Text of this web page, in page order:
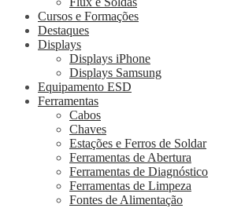
Cursos e Formações
Destaques
Displays
Displays iPhone
Displays Samsung
Equipamento ESD
Ferramentas
Cabos
Chaves
Estações e Ferros de Soldar
Ferramentas de Abertura
Ferramentas de Diagnóstico
Ferramentas de Limpeza
Fontes de Alimentação